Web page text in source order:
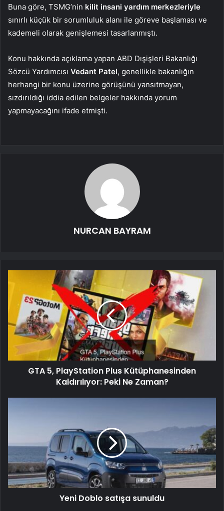
Buna göre, TSMG’nin kilit insani yardım merkezleriyle
sınırlı küçük bir sorumluluk alanı ile göreve başlaması ve
kademeli olarak genişlemesi tasarlanmıştı.
Konu hakkında açıklama yapan ABD Dışişleri Bakanlığı
Sözcü Yardımcısı Vedant Patel, genellikle bakanlığın
herhangi bir konu üzerine görüşünü yansıtmayan,
sızdırıldığı iddia edilen belgeler hakkında yorum
yapmayacağını ifade etmişti.
NURCAN BAYRAM
GTA 5, PlayStation Plus Kütüphanesinden
Kaldırılıyor: Peki Ne Zaman?
Yeni Doblo satışa sunuldu